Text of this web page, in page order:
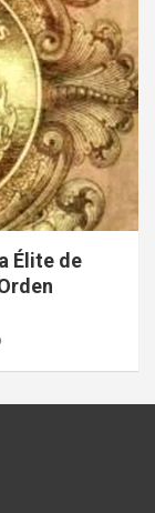
Élite de